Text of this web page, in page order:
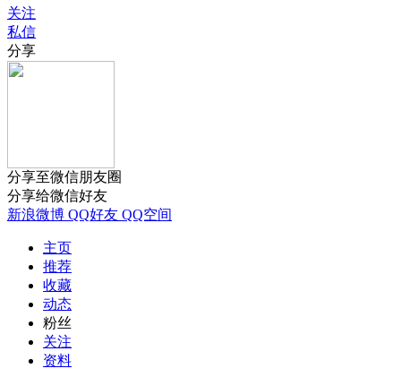
关注
私信
分享
分享至微信朋友圈
分享给微信好友
新浪微博 QQ好友 QQ空间
主页
推荐
收藏
动态
粉丝
关注
资料